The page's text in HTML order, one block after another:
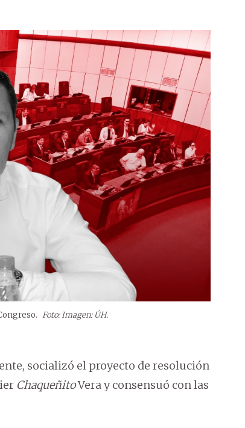
Foto: Imagen: ÚH.
socializó el proyecto de resolución
ChaqueñitoVera y consensuó con las